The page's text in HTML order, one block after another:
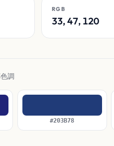
RGB
33, 47, 120
調
#203B78